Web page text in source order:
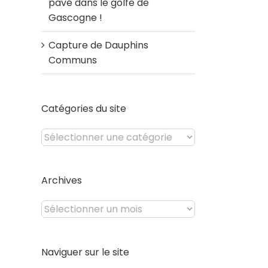
Gascogne !
Capture de Dauphins
Communs
Catégories du site
Catégories
du
Archives
Archives
Naviguer sur le site